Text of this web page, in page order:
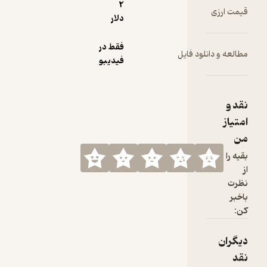
قیمت ارزی
دلار
مطالعه و دانلود فایل
فقط در
فیدیبو
نقد و
امتیاز
من
بقیه را
نظرت
باخبر
کن:
دیگران
نقد